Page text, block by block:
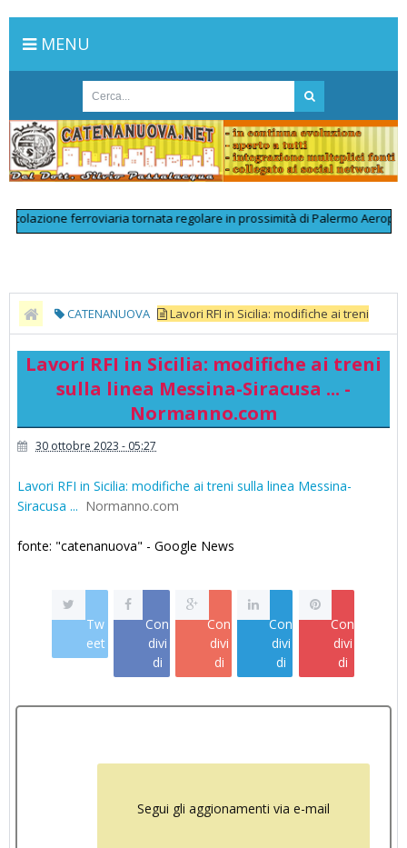
MENU
ferroviaria tornata regolare in prossimità di Palermo Aeroporto
CATENANUOVA Lavori RFI in Sicilia: modifiche ai treni
sulla linea Messina-Siracusa ... - Normanno.com
Lavori RFI in Sicilia: modifiche ai treni
sulla linea Messina-Siracusa ... -
Normanno.com
30 ottobre 2023 - 05:27
Lavori RFI in Sicilia: modifiche ai treni sulla linea Messina-
Siracusa ... Normanno.com
fonte: "catenanuova" - Google News
Tw
eet
Con
divi
di
Con
divi
di
Con
divi
di
Con
divi
di
Segui gli aggionamenti via e-mail